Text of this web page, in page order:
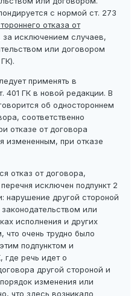
с нормой ст. 273
отказа от
за исключением случаев,
или договором
применять в
401 ГК в новой редакции. В
об одностороннем
соответственно
отказе от договора
измененным, при отказе
отказ от договора,
исключен подпункт 2
нарушение другой стороной
или
исполнения и других
что очень трудно было
подпунктом и
где речь идет о
другой стороной и
изменения или
что здесь возникало